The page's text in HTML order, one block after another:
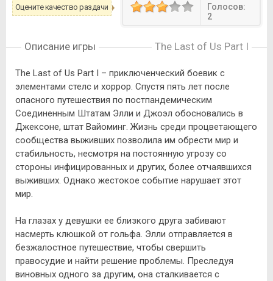
Оцените качество раздачи
Голосов:
2
Описание игры The Last of Us Part I
The Last of Us Part I – приключенческий боевик с
элементами стелс и хоррор. Спустя пять лет после
опасного путешествия по постпандемическим
Соединенным Штатам Элли и Джоэл обосновались в
Джексоне, штат Вайоминг. Жизнь среди процветающего
сообщества выживших позволила им обрести мир и
стабильность, несмотря на постоянную угрозу со
стороны инфицированных и других, более отчаявшихся
выживших. Однако жестокое событие нарушает этот
мир.
На глазах у девушки ее близкого друга забивают
насмерть клюшкой от гольфа. Элли отправляется в
безжалостное путешествие, чтобы свершить
правосудие и найти решение проблемы. Преследуя
виновных одного за другим, она сталкивается с